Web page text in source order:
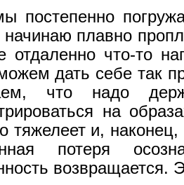
постепенно
начинаю плавно
отдаленно что-то
дать себе так
что надо
на
тяжелеет и,
потеря
возвращается.